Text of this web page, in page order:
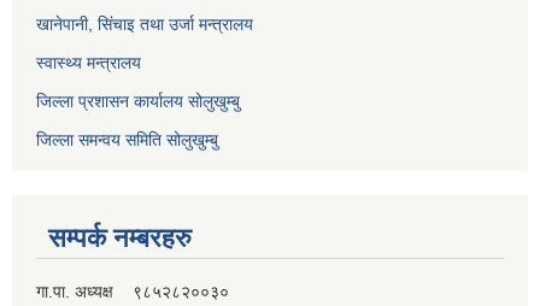
खानेपानी, सिंचाइ तथा उर्जा मन्त्रालय
स्वास्थ्य मन्त्रालय
जिल्ला प्रशासन कार्यालय सोलुखुम्बु
जिल्ला समन्वय समिति सोलुखुम्बु
सम्पर्क नम्बरहरु
गा.पा. अध्यक्ष ९८५२८२००३०